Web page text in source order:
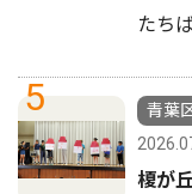
たち
5
青葉
榎が